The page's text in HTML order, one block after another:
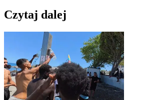
Czytaj dalej